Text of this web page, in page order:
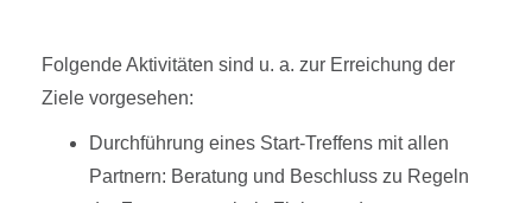
Folgende Aktivitäten sind u. a. zur Erreichung der
Ziele vorgesehen:
Durchführung eines Start-Treffens mit allen
Partnern: Beratung und Beschluss zu Regeln